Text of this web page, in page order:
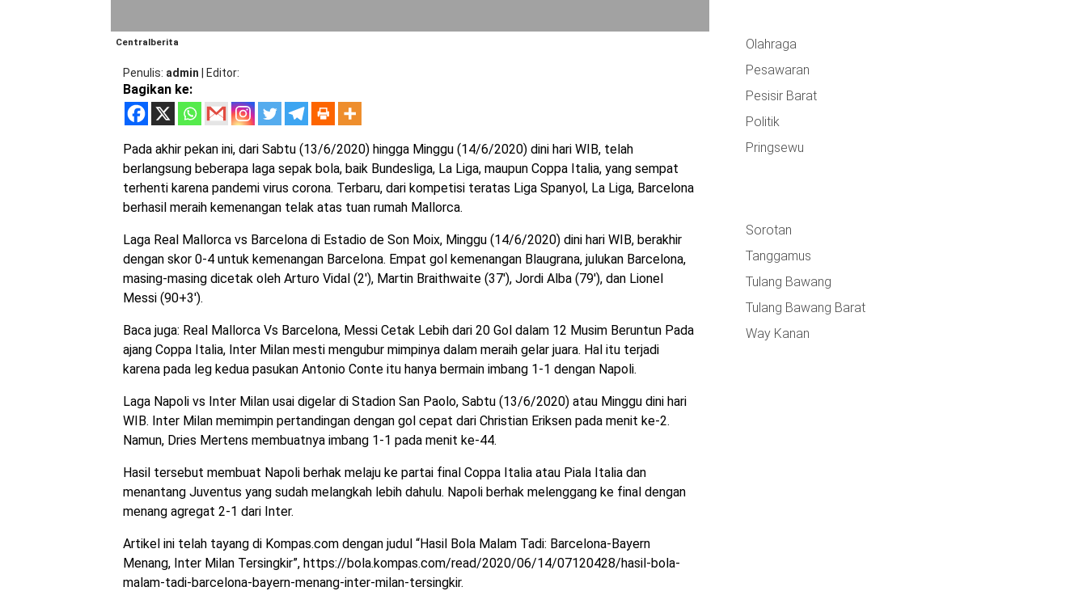
Centralberita
Penulis admin Editor
Bagikan ke:
Pada akhir pekan ini, dari Sabtu (13/6/2020) hingga Minggu (14/6/2020) dini hari WIB, telah
berlangsung beberapa laga sepak bola, baik Bundesliga, La Liga, maupun Coppa Italia, yang sempat
terhenti karena pandemi virus corona. Terbaru, dari kompetisi teratas Liga Spanyol, La Liga, Barcelona
berhasil meraih kemenangan telak atas tuan rumah Mallorca.
Laga Real Mallorca vs Barcelona di Estadio de Son Moix, Minggu (14/6/2020) dini hari WIB, berakhir
dengan skor 0-4 untuk kemenangan Barcelona. Empat gol kemenangan Blaugrana, julukan Barcelona,
masing-masing dicetak oleh Arturo Vidal (2′), Martin Braithwaite (37′), Jordi Alba (79′), dan Lionel
Messi (90+3′).
Baca juga: Real Mallorca Vs Barcelona, Messi Cetak Lebih dari 20 Gol dalam 12 Musim Beruntun Pada
ajang Coppa Italia, Inter Milan mesti mengubur mimpinya dalam meraih gelar juara. Hal itu terjadi
karena pada leg kedua pasukan Antonio Conte itu hanya bermain imbang 1-1 dengan Napoli.
Laga Napoli vs Inter Milan usai digelar di Stadion San Paolo, Sabtu (13/6/2020) atau Minggu dini hari
WIB. Inter Milan memimpin pertandingan dengan gol cepat dari Christian Eriksen pada menit ke-2.
Namun, Dries Mertens membuatnya imbang 1-1 pada menit ke-44.
Hasil tersebut membuat Napoli berhak melaju ke partai final Coppa Italia atau Piala Italia dan
menantang Juventus yang sudah melangkah lebih dahulu. Napoli berhak melenggang ke final dengan
menang agregat 2-1 dari Inter.
Artikel ini telah tayang di Kompas.com dengan judul “Hasil Bola Malam Tadi: Barcelona-Bayern
Menang, Inter Milan Tersingkir”, https://bola.kompas.com/read/2020/06/14/07120428/hasil-bola-
malam-tadi-barcelona-bayern-menang-inter-milan-tersingkir.
Olahraga
Pesawaran
Pesisir Barat
Politik
Pringsewu
Sorotan
Tanggamus
Tulang Bawang
Tulang Bawang Barat
Way Kanan